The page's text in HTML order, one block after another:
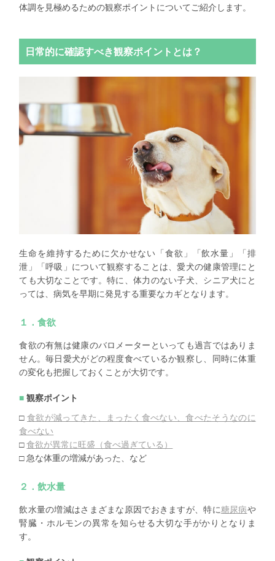
体調を見極めるための観察ポイントについてご紹介します。
日常的に確認すべき観察ポイントとは？
生命を維持するために欠かせない「食欲」「飲水量」「排
泄」「呼吸」について観察することは、愛犬の健康管理にと
ても大切なことです。特に、体力のない子犬、シニア犬にと
っては、病気を早期に発見する重要なカギとなります。
１．食欲
食欲の有無は健康のバロメーターといっても過言ではありま
せん。毎日愛犬がどの程度食べているか観察し、同時に体重
の変化も把握しておくことが大切です。
観察ポイント
□食欲が減ってきた、まったく食べない、食べたそうなのに
食べない
□食欲が異常に旺盛（食べ過ぎている）
□ 急な体重の増減があった、など
２．飲水量
飲水量の増減はさまざまな原因でおきますが、特に糖尿病や
腎臓・ホルモンの異常を知らせる大切な手がかりとなりま
す。